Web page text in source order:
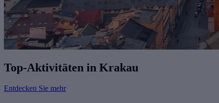
Top-Aktivitäten in Krakau
Entdecken Sie mehr